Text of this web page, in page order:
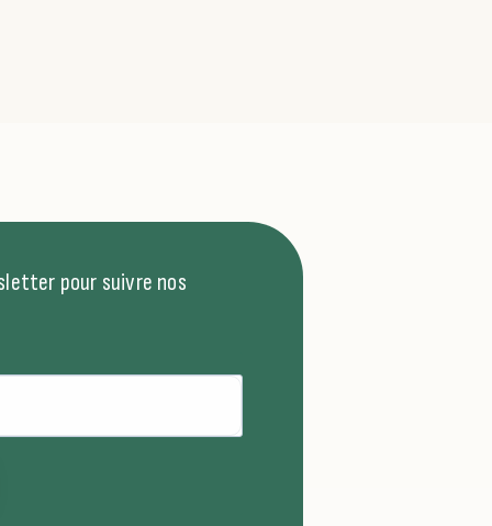
pour suivre nos